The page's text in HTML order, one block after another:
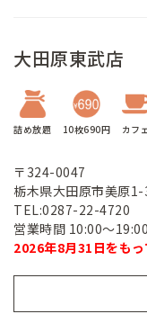
大田原東武店
詰め放題 10枚690円 カフェ
〒324-0047
栃木県大田原市美原
TEL:0287-22-4720
営業時間 10:00～19:00
2026年8月31日をもっ